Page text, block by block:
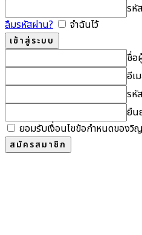
รหั
ลืมรหัสผ่าน?
จำฉันไว้
ชื่อ
อีเ
รหั
ยืน
ยอมรับเงื่อนไขข้อกำหนดของ